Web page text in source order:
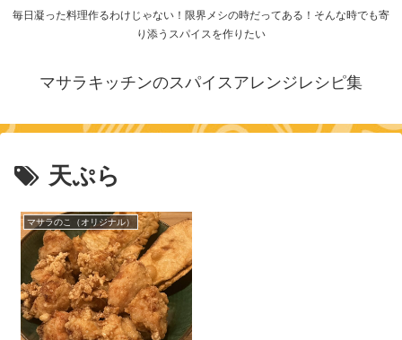
毎日凝った料理作るわけじゃない！限界メシの時だってある！そんな時でも寄
り添うスパイスを作りたい
マサラキッチンのスパイスアレンジレシピ集
天ぷら
マサラのこ（オリジナル）